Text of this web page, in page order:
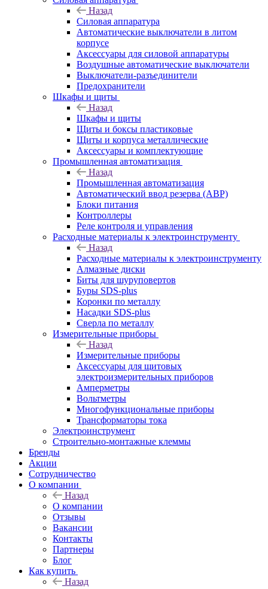
Назад
Силовая аппаратура
Автоматические выключатели в литом
корпусе
Аксессуары для силовой аппаратуры
Воздушные автоматические выключатели
Выключатели-разъединители
Предохранители
Шкафы и щиты
Назад
Шкафы и щиты
Щиты и боксы пластиковые
Щиты и корпуса металлические
Аксессуары и комплектующие
Промышленная автоматизация
Назад
Промышленная автоматизация
Автоматический ввод резерва (АВР)
Блоки питания
Контроллеры
Реле контроля и управления
Расходные материалы к электроинструменту
Назад
Расходные материалы к электроинструменту
Алмазные диски
Биты для шуруповертов
Буры SDS-plus
Коронки по металлу
Насадки SDS-plus
Сверла по металлу
Измерительные приборы
Назад
Измерительные приборы
Аксессуары для щитовых
электроизмерительных приборов
Амперметры
Вольтметры
Многофункциональные приборы
Трансформаторы тока
Электроинструмент
Строительно-монтажные клеммы
Бренды
Акции
Сотрудничество
О компании
Назад
О компании
Отзывы
Вакансии
Контакты
Партнеры
Блог
Как купить
Назад